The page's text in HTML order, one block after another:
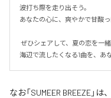
波打ち際を走り出そう。
あなたの心に、爽やかで甘酸
海辺で流したくなる1曲を、あ
なお「SUMEER BREEZE」は、